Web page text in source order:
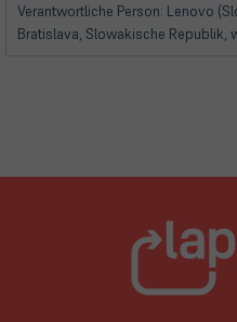
Verantwortliche Person: Lenovo
Bratislava, Slowakische Republik,